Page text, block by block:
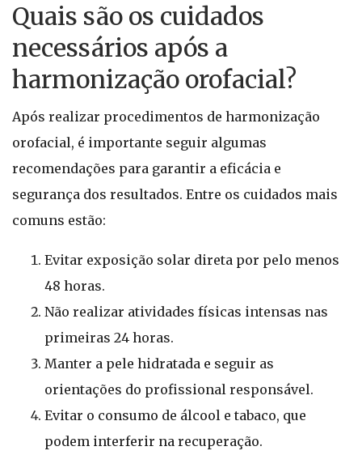
Quais são os cuidados
necessários após a
harmonização orofacial?
Após realizar procedimentos de harmonização
orofacial, é importante seguir algumas
recomendações para garantir a eficácia e
segurança dos resultados. Entre os cuidados mais
comuns estão:
Evitar exposição solar direta por pelo menos
48 horas.
Não realizar atividades físicas intensas nas
primeiras 24 horas.
Manter a pele hidratada e seguir as
orientações do profissional responsável.
Evitar o consumo de álcool e tabaco, que
podem interferir na recuperação.